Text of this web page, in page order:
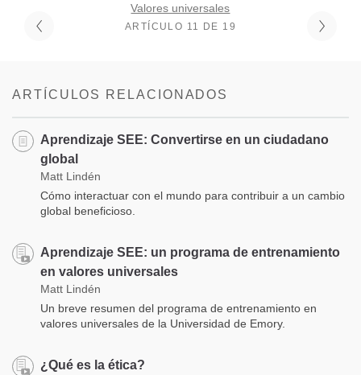
Valores universales
ARTÍCULO 11 DE 19
ARTÍCULOS RELACIONADOS
Aprendizaje SEE: Convertirse en un ciudadano
global
Matt Lindén
Cómo interactuar con el mundo para contribuir a un cambio
global beneficioso.
Aprendizaje SEE: un programa de entrenamiento
en valores universales
Matt Lindén
Un breve resumen del programa de entrenamiento en
valores universales de la Universidad de Emory.
¿Qué es la ética?